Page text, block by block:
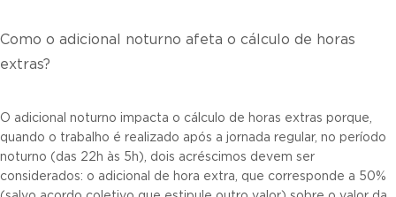
Como o adicional noturno afeta o cálculo de horas
extras?
O adicional noturno impacta o cálculo de horas extras porque,
quando o trabalho é realizado após a jornada regular, no período
noturno (das 22h às 5h), dois acréscimos devem ser
considerados: o adicional de hora extra, que corresponde a 50%